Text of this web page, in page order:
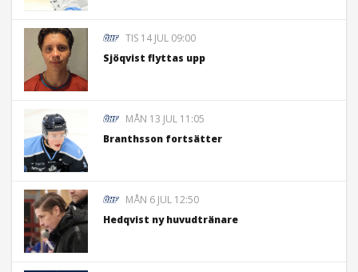
TIS 14 JUL 09:00
Sjöqvist flyttas upp
MÅN 13 JUL 11:05
Branthsson fortsätter
MÅN 6 JUL 12:50
Hedqvist ny huvudtränare